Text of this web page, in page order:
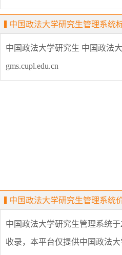
中国政法大学研究生管理系统
中国政法大学研究生 中国政法
gms.cupl.edu.cn
中国政法大学研究生管理系统
中国政法大学研究生管理系统于
收录，本平台仅提供中国政法